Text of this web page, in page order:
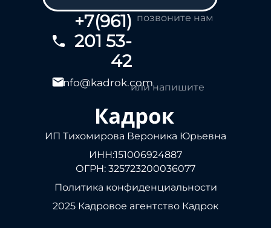
позвоните нам
+7(961)
201 53-
42
или напишите
info@kadrok.com
ИП Тихомирова Вероника Юрьевна
ИНН:151006924887
ОГРН: 325723200036077
Политика конфиденциальности
2025 Кадровое агентство Кадрок